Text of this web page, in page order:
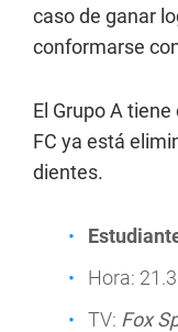
caso de ganar
conformarse
El Grupo A
FC ya está
dientes.
Hora:
TV: Fox